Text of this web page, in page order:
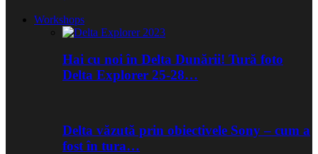
Workshops
Hai cu noi în Delta Dunării! Tură foto
Delta Explorer 25-28…
Delta văzută prin obiectivele Sony – cum a
fost în tura…